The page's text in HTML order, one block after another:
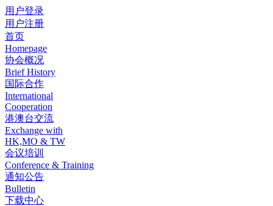
用户登录
用户注册
首页
Homepage
协会概况
Brief History
国际合作
International
Cooperation
港澳台交流
Exchange with
HK,MO & TW
会议培训
Conference & Training
通知公告
Bulletin
下载中心